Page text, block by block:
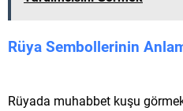
Rüya Sembollerinin
Rüyada muhabbet kuşu